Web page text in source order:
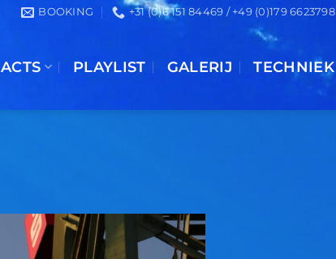
BOOKING +31 (0)6 151 84469 / +49 (0)179 6623798
ACTS PLAYLIST GALERIJ TECHNIEK